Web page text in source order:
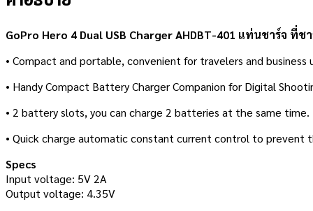
GoPro Hero 4 Dual USB Charger AHDBT-401 แท่นชาร์จ ที่
• Compact and portable, convenient for travelers and business
• Handy Compact Battery Charger Companion for Digital
• 2 battery slots, you can charge 2 batteries at the same time.
• Quick charge automatic constant current control to
Specs
Input voltage: 5V 2A
Output voltage: 4.35V